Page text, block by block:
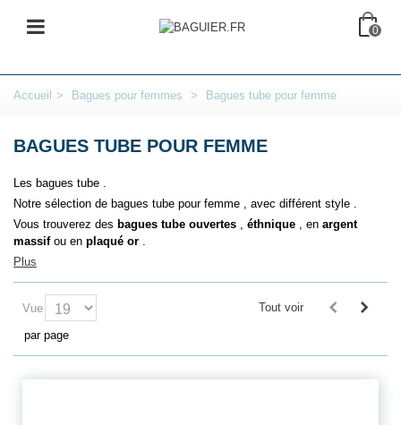
0
Accueil > Bagues pour femmes > Bagues tube pour femme
BAGUES TUBE POUR FEMME
Les bagues tube .
Notre sélection de bagues tube pour femme , avec différent style .
Vous trouverez des bagues tube ouvertes , éthnique , en argent
massifou en plaqué or .
Plus
Vue
par page
Tout voir